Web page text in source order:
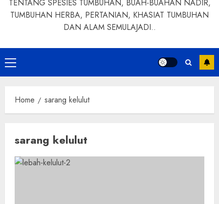
TENTANG SPESIES TUMBUHAN, BUAH-BUAHAN NADIR,
TUMBUHAN HERBA, PERTANIAN, KHASIAT TUMBUHAN
DAN ALAM SEMULAJADI..
Primary
Menu
Home sarang kelulut
sarang kelulut